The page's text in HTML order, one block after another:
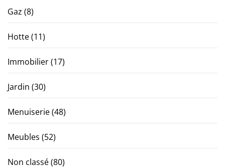
Gaz (8)
Hotte(11)
Immobilier(17)
Jardin (30)
Menuiserie(48)
Meubles (52)
Non classé(80)